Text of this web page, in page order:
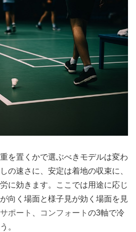
を置くかで選ぶべきモデルは変わ
の速さに、安定は着地の収束に、
に効きます。ここでは用途に応じ
向く場面と様子見が効く場面を見
サポート コンフォート の3軸で冷
。